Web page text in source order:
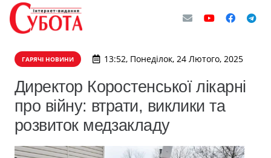
ГАРЯЧІ НОВИНИ 13:52, Понеділок, 24 Лютого, 2025
Директор Коростенської лікарні
про війну: втрати, виклики та
розвиток медзакладу